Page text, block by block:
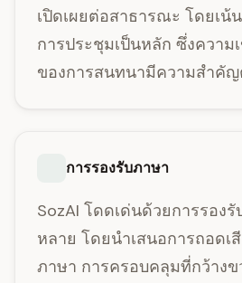
เปิดเผยต่อสาธารณะ โดยเ
การประชุมเป็นหลัก ซึ่งความ
ของการสนทนามีความสำคั
การรองรับภาษา
SozAI โดดเด่นด้วยการรอง
หลาย โดยนำเสนอการถอดเ
ภาษา การครอบคลุมที่กว้างข